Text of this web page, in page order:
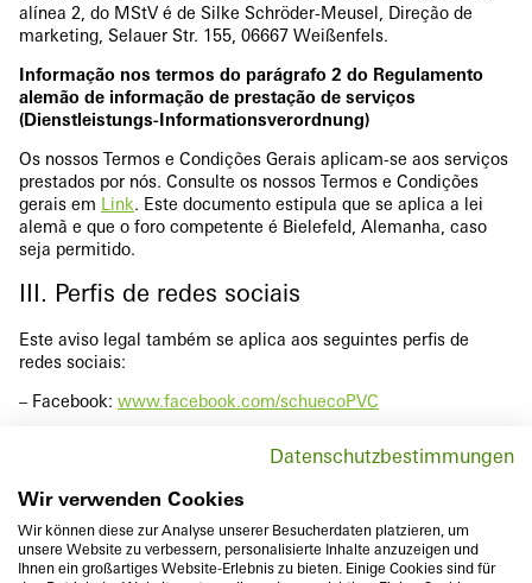
alínea 2, do MStV é de Silke Schröder-Meusel, Direção de
marketing, Selauer Str. 155, 06667 Weißenfels.
Informação nos termos do parágrafo 2 do Regulamento
alemão de informação de prestação de serviços
(Dienstleistungs-Informationsverordnung)
Os nossos Termos e Condições Gerais aplicam-se aos serviços
prestados por nós. Consulte os nossos Termos e Condições
gerais em Link. Este documento estipula que se aplica a lei
alemã e que o foro competente é Bielefeld, Alemanha, caso
seja permitido.
III. Perfis de redes sociais
Este aviso legal também se aplica aos seguintes perfis de
redes sociais:
– Facebook: www.facebook.com/schuecoPVC
polymer-technologies-kg
Datenschutzbestimmungen
Wir verwenden Cookies
Wir können diese zur Analyse unserer Besucherdaten platzieren, um
unsere Website zu verbessern, personalisierte Inhalte anzuzeigen und
Ihnen ein großartiges Website-Erlebnis zu bieten. Einige Cookies sind für